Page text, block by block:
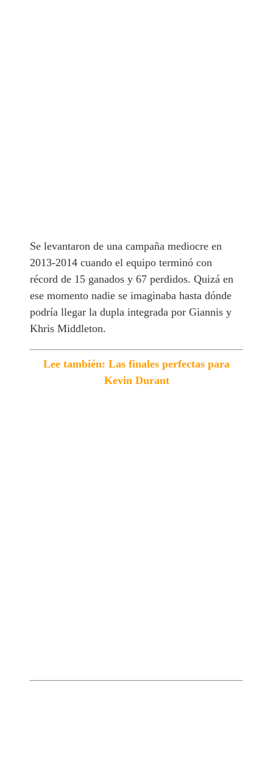
Se levantaron de una campaña mediocre en
2013-2014 cuando el equipo terminó con
récord de 15 ganados y 67 perdidos. Quizá en
ese momento nadie se imaginaba hasta dónde
podría llegar la dupla integrada por Giannis y
Khris Middleton.
Lee también: Las finales perfectas para
Kevin Durant